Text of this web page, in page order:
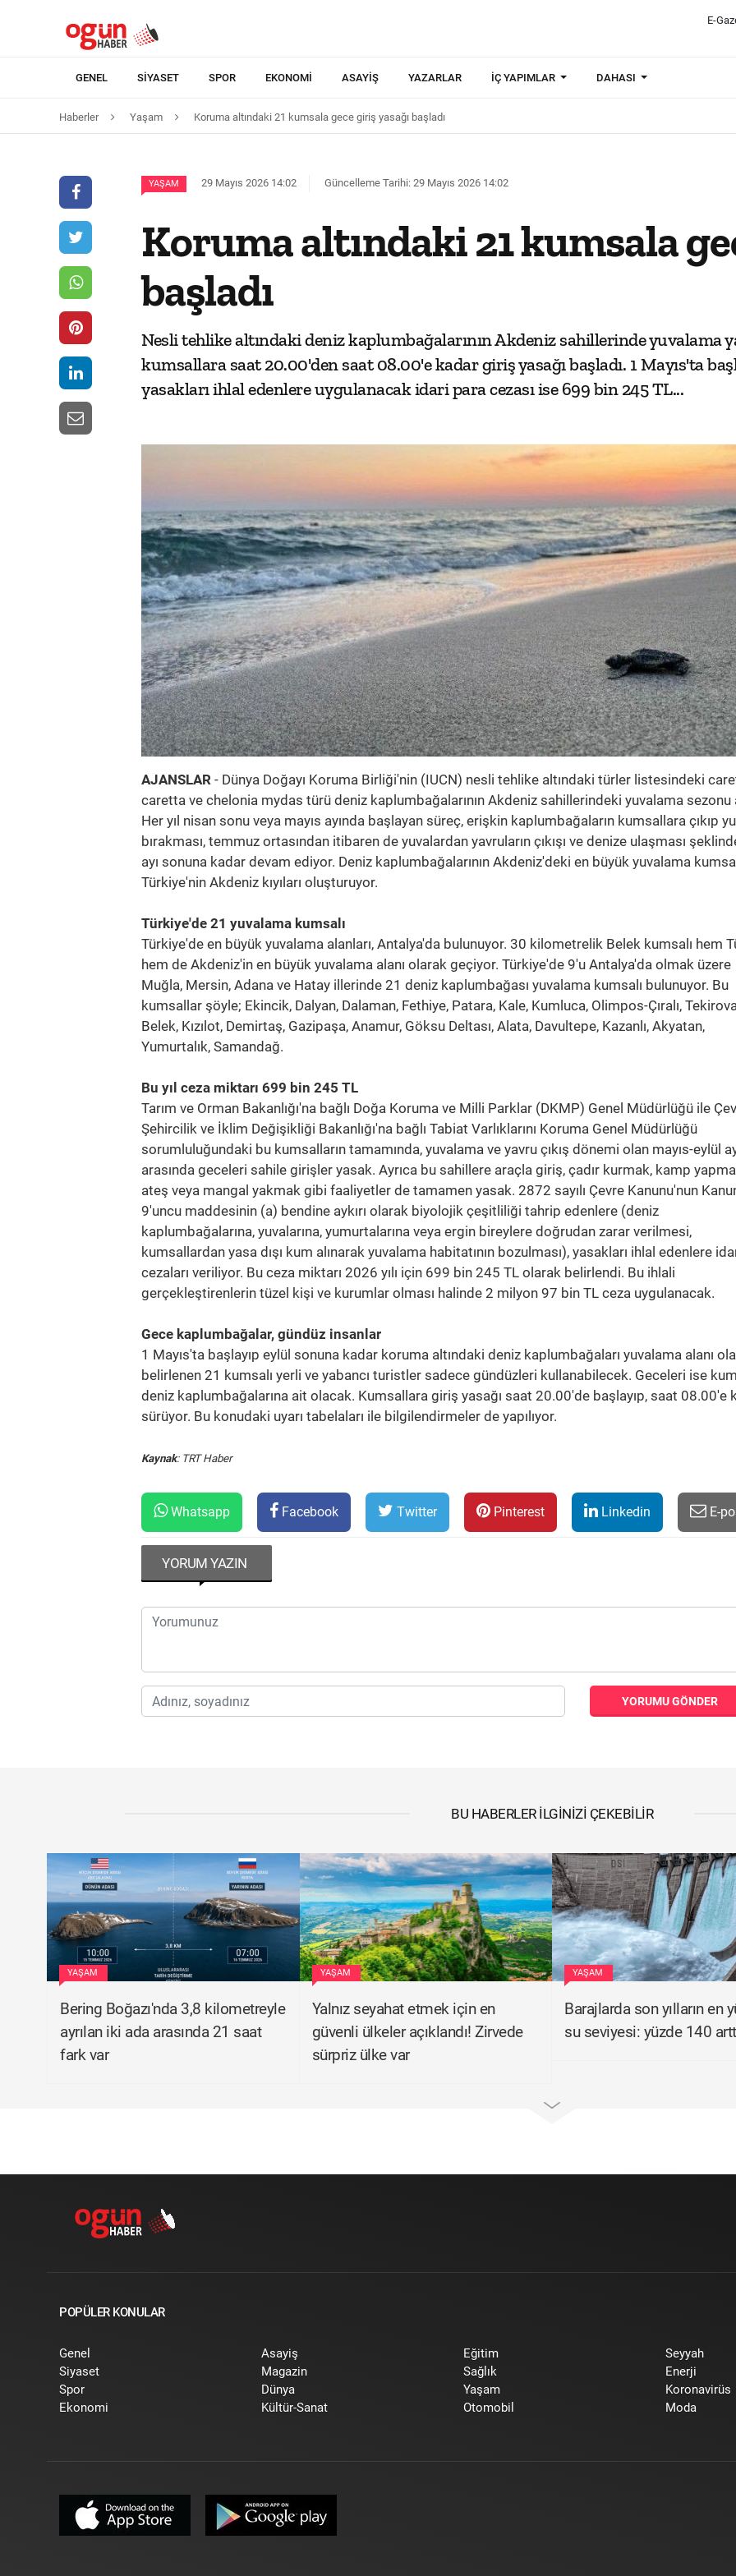
E-
GENEL SIYASET SPOR EKONOMI ASAYIŞ YAZARLAR İÇ YAPIMLAR DAHASI
Haberler Yaşam Koruma altındaki 21 kumsala gece giriş yasağı başladı
YAŞAM 29 Mayıs 2026 14:02 Güncelleme Tarihi: 29 Mayıs 2026 14:02
Koruma altındaki 21 kumsala
başladı
Nesli tehlike altındaki deniz kaplumbağalarının Akdeniz sahillerinde yuvalama
kumsallara saat 20.00'den saat 08.00'e kadar giriş yasağı başladı. 1 Mayıs'ta
yasakları ihlal edenlere uygulanacak idari para cezası ise 699 bin 245 TL...
AJANSLAR - Dünya Doğayı Koruma Birliği'nin (IUCN) nesli tehlike altındaki türler listesindeki
caretta ve chelonia mydas türü deniz kaplumbağalarının Akdeniz sahillerindeki yuvalama sezonu
Her yıl nisan sonu veya mayıs ayında başlayan süreç, erişkin kaplumbağaların kumsallara çıkıp
bırakması, temmuz ortasından itibaren de yuvalardan yavruların çıkışı ve denize ulaşması
ayı sonuna kadar devam ediyor. Deniz kaplumbağalarının Akdeniz'deki en büyük yuvalama
Türkiye'nin Akdeniz kıyıları oluşturuyor.
Türkiye'de 21 yuvalama kumsalı
Türkiye'de en büyük yuvalama alanları, Antalya'da bulunuyor. 30 kilometrelik Belek kumsalı hem
hem de Akdeniz'in en büyük yuvalama alanı olarak geçiyor. Türkiye'de 9'u Antalya'da olmak üzere
Muğla, Mersin, Adana ve Hatay illerinde 21 deniz kaplumbağası yuvalama kumsalı bulunuyor. Bu
kumsallar şöyle; Ekincik, Dalyan, Dalaman, Fethiye, Patara, Kale, Kumluca, Olimpos-Çıralı,
Belek, Kızılot, Demirtaş, Gazipaşa, Anamur, Göksu Deltası, Alata, Davultepe, Kazanlı, Akyatan,
Yumurtalık, Samandağ.
Bu yıl ceza miktarı 699 bin 245 TL
Tarım ve Orman Bakanlığı'na bağlı Doğa Koruma ve Milli Parklar (DKMP) Genel Müdürlüğü ile
Şehircilik ve İklim Değişikliği Bakanlığı'na bağlı Tabiat Varlıklarını Koruma Genel Müdürlüğü
sorumluluğundaki bu kumsalların tamamında, yuvalama ve yavru çıkış dönemi olan mayıs-eylül
arasında geceleri sahile girişler yasak. Ayrıca bu sahillere araçla giriş, çadır kurmak, kamp
ateş veya mangal yakmak gibi faaliyetler de tamamen yasak. 2872 sayılı Çevre Kanunu'nun
9'uncu maddesinin (a) bendine aykırı olarak biyolojik çeşitliliği tahrip edenlere (deniz
kaplumbağalarına, yuvalarına, yumurtalarına veya ergin bireylere doğrudan zarar verilmesi,
kumsallardan yasa dışı kum alınarak yuvalama habitatının bozulması), yasakları ihlal edenlere
cezaları veriliyor. Bu ceza miktarı 2026 yılı için 699 bin 245 TL olarak belirlendi. Bu ihlali
gerçekleştirenlerin tüzel kişi ve kurumlar olması halinde 2 milyon 97 bin TL ceza uygulanacak.
Gece kaplumbağalar, gündüz insanlar
1 Mayıs'ta başlayıp eylül sonuna kadar koruma altındaki deniz kaplumbağaları yuvalama alanı
belirlenen 21 kumsalı yerli ve yabancı turistler sadece gündüzleri kullanabilecek. Geceleri ise
deniz kaplumbağalarına ait olacak. Kumsallara giriş yasağı saat 20.00'de başlayıp, saat 08.00'e
sürüyor. Bu konudaki uyarı tabelaları ile bilgilendirmeler de yapılıyor.
Kaynak: TRT Haber
Whatsapp Facebook Twitter Pinterest Linkedin E-
YORUM YAZIN
YORUMU GÖNDER
BU HABERLER İLGINIZI ÇEKEBILIR
YAŞAM
Bering Boğazı'nda 3,8 kilometreyle
ayrılan iki ada arasında 21 saat
fark var
YAŞAM
Yalnız seyahat etmek için en
güvenli ülkeler açıklandı! Zirvede
sürpriz ülke var
YAŞAM
Barajlarda son yılların en
su seviyesi: yüzde 140
POPÜLER KONULAR
Genel
Siyaset
Spor
Ekonomi
Asayiş
Magazin
Dünya
Kültür-Sanat
Eğitim
Sağlık
Yaşam
Otomobil
Seyyah
Enerji
Koronavirüs
Moda